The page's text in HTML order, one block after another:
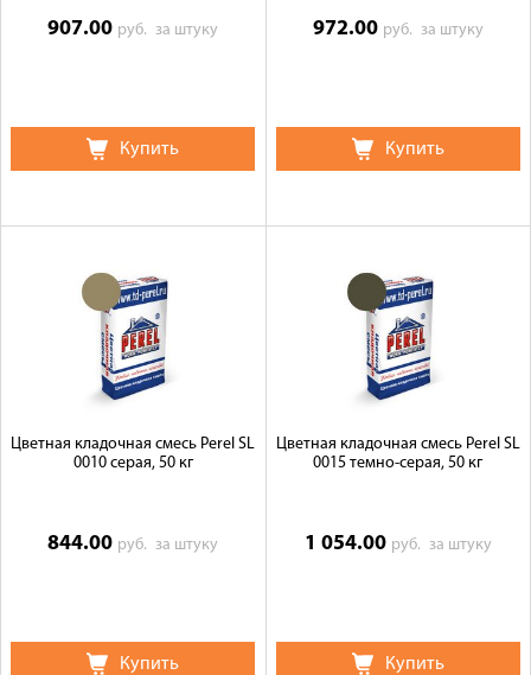
907.00 руб.за штуку
Купить
972.00 руб. за штуку
Купить
Цветная кладочная смесь Perel SL
0010 серая, 50 кг
844.00 руб.за штуку
Купить
Цветная кладочная смесь Perel SL
0015 темно-серая, 50 кг
1 054.00 руб. за штуку
Купить